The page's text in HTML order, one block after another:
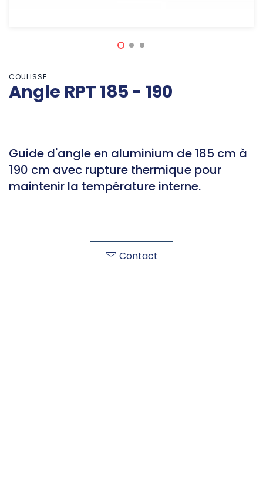
COULISSE
Angle RPT 185 - 190
Guide d'angle en aluminium de 185 cm à
190 cm avec rupture thermique pour
maintenir la température interne.
Contact